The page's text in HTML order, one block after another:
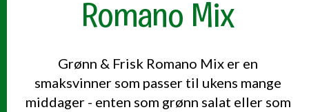
Romano Mix
Grønn & Frisk Romano Mix er en
smaksvinner som passer til ukens mange
middager - enten som grønn salat eller som